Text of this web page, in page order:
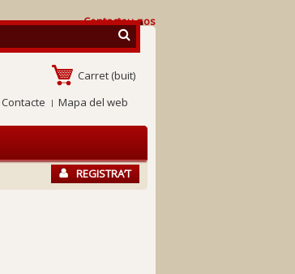
Contacteu-nos
Carret (buit)
Contacte
Mapa del web
REGISTRA’T